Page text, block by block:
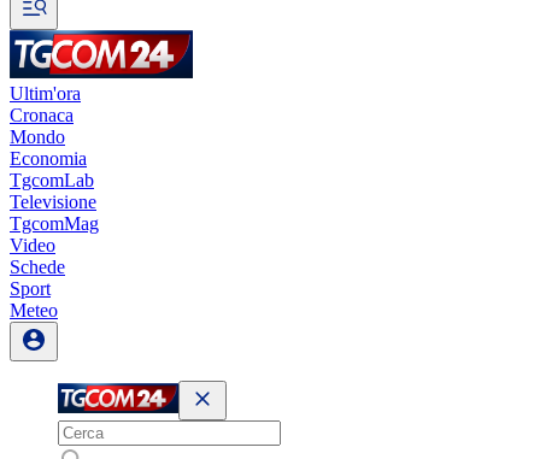
Ultim'ora
Cronaca
Mondo
Economia
TgcomLab
Televisione
TgcomMag
Video
Schede
Sport
Meteo